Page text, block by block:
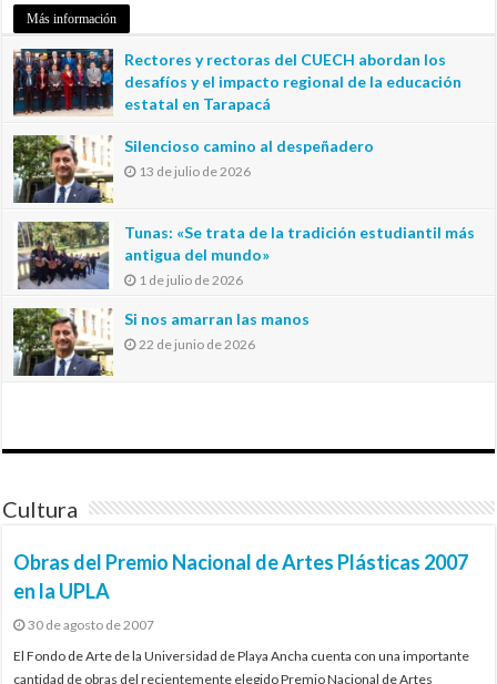
Más información
Rectores y rectoras del CUECH abordan los
desafíos y el impacto regional de la educación
estatal en Tarapacá
Silencioso camino al despeñadero
13 de julio de 2026
Tunas: «Se trata de la tradición estudiantil más
antigua del mundo»
1 de julio de 2026
Si nos amarran las manos
22 de junio de 2026
Cultura
Obras del Premio Nacional de Artes Plásticas 2007
en la UPLA
30 de agosto de 2007
El Fondo de Arte de la Universidad de Playa Ancha cuenta con una importante
cantidad de obras del recientemente elegido Premio Nacional de Artes